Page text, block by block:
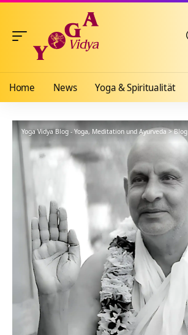
Home News Yoga & Spiritualität
Yoga Vidya Blog - Yoga, Meditation und Ayurveda>Blog